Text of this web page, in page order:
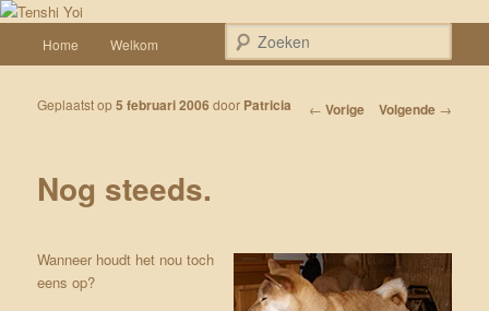
Spring naar de primaire inhoud
Tenshi Yoi
Een weblog over onze Shiba’s (Keiko, Rontu, Miyuki, Tatsu en Yumi)
Home Welkom
Bericht navigatie
← Vorige Volgende →
Nog steeds.
Geplaatst op5 februari 2006 door Patricia
Wanneer houdt het nou toch
eens op?